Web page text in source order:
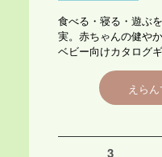
食べる・寝る・遊ぶ
実。赤ちゃんの健や
ベビー向けカタログギ
えら
3